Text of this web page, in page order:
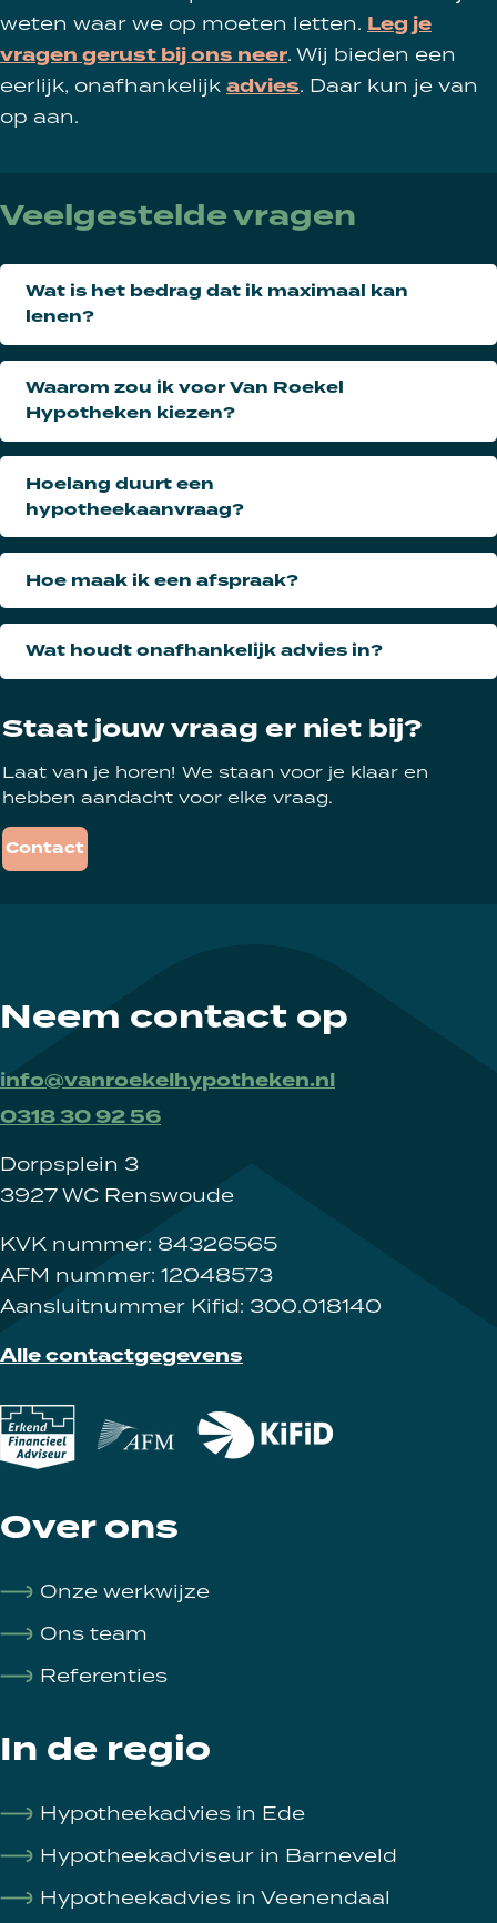
weten waar we op moeten letten. Leg je
vragen gerust bij ons neer. Wij bieden een
eerlijk, onafhankelijkadvies. Daar kun je van
op aan.
Veelgestelde vragen
Wat is het bedrag dat ik maximaal kan
lenen?
Waarom zou ik voor Van Roekel
Hypotheken kiezen?
Hoelang duurt een
hypotheekaanvraag?
Hoe maak ik een afspraak?
Wat houdt onafhankelijk advies in?
Staat jouw vraag er niet bij?
Laat van je horen! We staan voor je klaar en
hebben aandacht voor elke vraag.
Contact
Neem contact op
info@vanroekelhypotheken.nl
0318 30 92 56
Dorpsplein 3
3927 WC Renswoude
KVK nummer: 84326565
AFM nummer: 12048573
Aansluitnummer Kifid: 300.018140
Alle contactgegevens
Over ons
Onze werkwijze
Ons team
Referenties
In de regio
Hypotheekadvies in Ede
Hypotheekadviseur in Barneveld
Hypotheekadvies in Veenendaal